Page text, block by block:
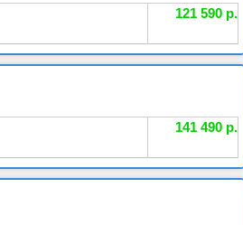
121 590 р.
141 490 р.